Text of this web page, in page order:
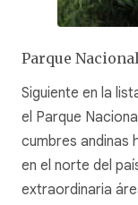
Parque
Siguiente en la
el Parque
cumbres andinas
en el norte del
extraordinaria